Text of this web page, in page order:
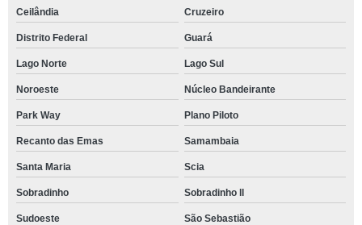
Ceilândia Cruzeiro
Distrito Federal Guará
Lago Norte Lago Sul
Noroeste Núcleo Bandeirante
Park Way Plano Piloto
Recanto das Emas Samambaia
Santa Maria Scia
Sobradinho Sobradinho ll
Sudoeste São Sebastião